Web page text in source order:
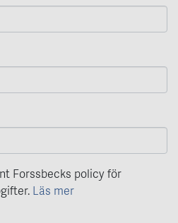
Forssbecks policy för
Läs mer